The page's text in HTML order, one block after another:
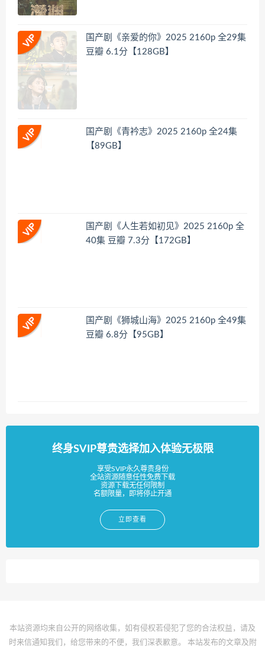
国产剧《亲爱的你》2025 2160p 全29集
豆瓣 6.1分【128GB】
国产剧《青衿志》2025 2160p 全24集
【89GB】
国产剧《人生若如初见》2025 2160p 全
40集 豆瓣 7.3分【172GB】
国产剧《狮城山海》2025 2160p 全49集
豆瓣 6.8分【95GB】
终身SVIP尊贵选择加入体验无极限
享受SVIP永久尊贵身份
全站资源随意任性免费下载
资源下载无任何限制
名额限量，即将停止开通
立即查看
本站资源均来自公开的网络收集，如有侵权若侵犯了您的合法权益，请及
时来信通知我们，给您带来的不便，我们深表歉意。 本站发布的文章及附